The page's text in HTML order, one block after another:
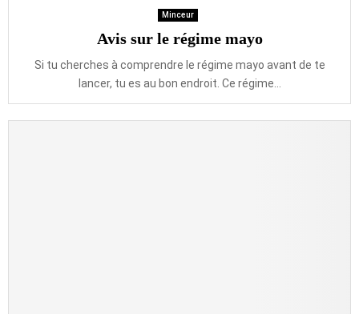
Minceur
Avis sur le régime mayo
Si tu cherches à comprendre le régime mayo avant de te
lancer, tu es au bon endroit. Ce régime...